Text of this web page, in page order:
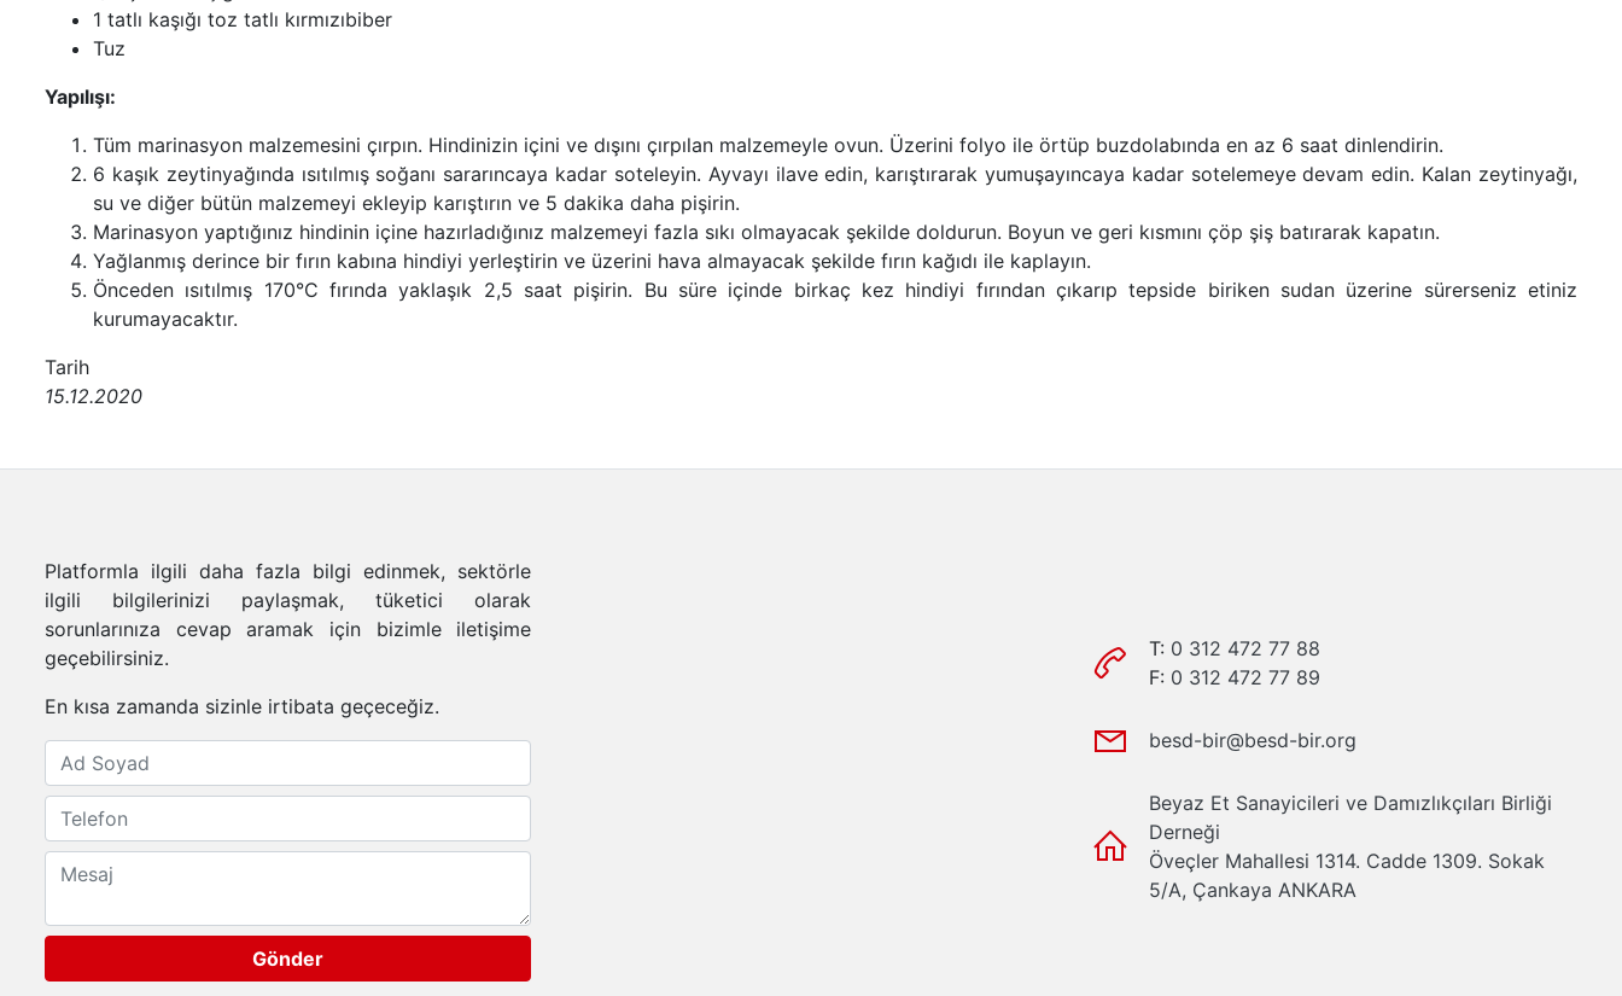
1 tatlı kaşığı toz tatlı kırmızıbiber
Tuz
Yapılışı:
Tüm marinasyon malzemesini çırpın. Hindinizin içini ve dışını çırpılan malzemeyle ovun. Üzerini folyo ile örtüp buzdolabında en az 6 saat dinlendirin.
6 kaşık zeytinyağında ısıtılmış soğanı sararıncaya kadar soteleyin. Ayvayı ilave edin, karıştırarak yumuşayıncaya kadar sotelemeye devam edin. Kalan zeytinyağı,
su ve diğer bütün malzemeyi ekleyip karıştırın ve 5 dakika daha pişirin.
Marinasyon yaptığınız hindinin içine hazırladığınız malzemeyi fazla sıkı olmayacak şekilde doldurun. Boyun ve geri kısmını çöp şiş batırarak kapatın.
Yağlanmış derince bir fırın kabına hindiyi yerleştirin ve üzerini hava almayacak şekilde fırın kağıdı ile kaplayın.
Önceden ısıtılmış 170°C fırında yaklaşık 2,5 saat pişirin. Bu süre içinde birkaç kez hindiyi fırından çıkarıp tepside biriken sudan üzerine sürerseniz etiniz
kurumayacaktır.
Tarih
15.12.2020
Platformla ilgili daha fazla bilgi edinmek, sektörle
ilgili bilgilerinizi paylaşmak, tüketici olarak
sorunlarınıza cevap aramak için bizimle iletişime
geçebilirsiniz.
En kısa zamanda sizinle irtibata geçeceğiz.
Gönder
T: 0 312 472 77 88
F: 0 312 472 77 89
besd-bir@besd-bir.org
Beyaz Et Sanayicileri ve Damızlıkçıları Birliği
Derneği
Öveçler Mahallesi 1314. Cadde 1309. Sokak
5/A, Çankaya ANKARA